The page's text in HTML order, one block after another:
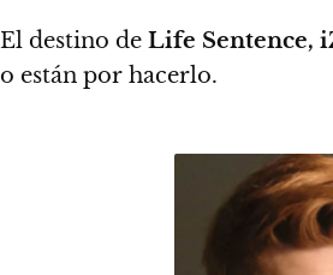
El destino de Life Sentence,
o están por hacerlo.